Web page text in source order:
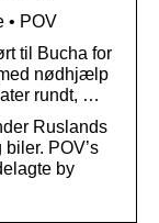
• POV
til Bucha for
nødhjælp
rundt, …
Ruslands
POV’s
by